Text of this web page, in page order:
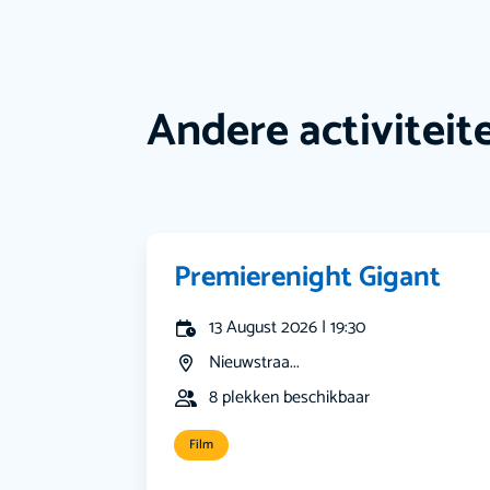
Andere
Premierenight Gigant
13 August 2026 | 19:30
Nieuwstraa...
8 plekken beschikbaar
Film